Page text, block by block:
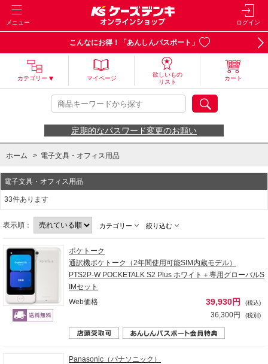
メニュー ログイン
こんなにお得！「あんしんパスポート」
カテゴリー マイページ
欲しいもの
リスト
カート
定期的なパスワード変更のお願い
ホーム > 電子文具・オフィス用品
電子文具・オフィス用品
33件あります
表示順： カテゴリー 絞り込む
ポケトーク
通訳機ポケトーク（2年間使用可能SIM内蔵モデル）
PTS2P-W POCKETALK S2 Plus ホワイト＋専用グローバルS
IMセット
Web価格
39,930円 (税込)
36,300円 (税別)
Panasonic（パナソニック）